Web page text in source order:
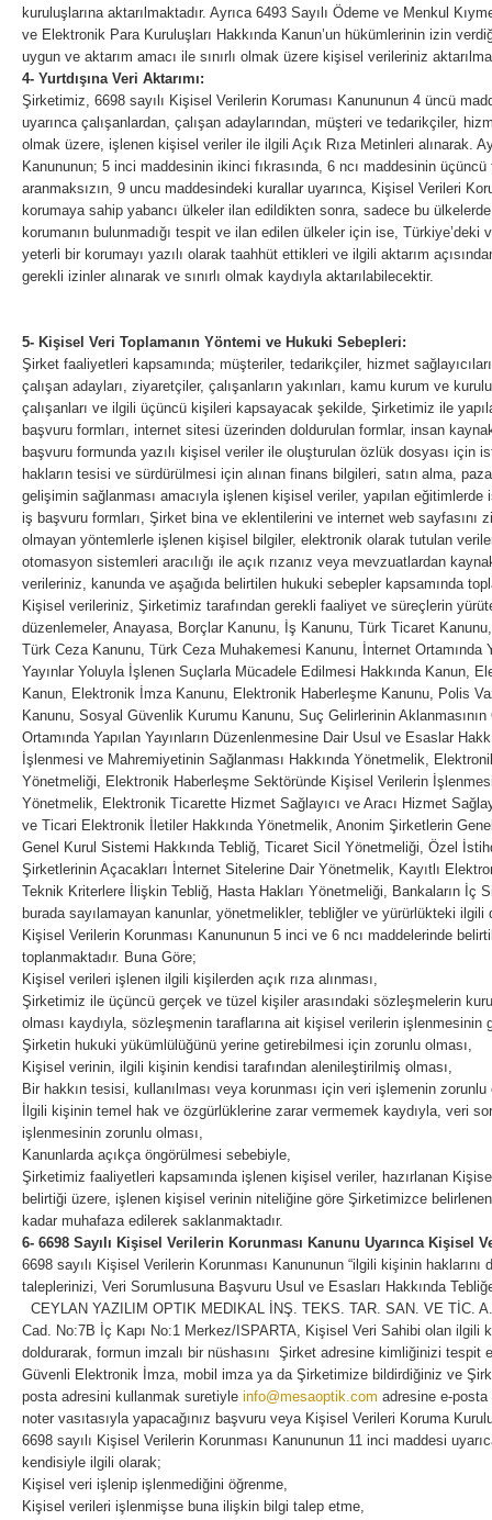
kuruluşlarına aktarılmaktadır. Ayrıca 6493 Sayılı Ödeme ve Menkul
ve Elektronik Para Kuruluşları Hakkında Kanun’un hükümlerinin izin
uygun ve aktarım amacı ile sınırlı olmak üzere kişisel verileriniz
4- Yurtdışına Veri Aktarımı:
Şirketimiz, 6698 sayılı Kişisel Verilerin Koruması Kanununun 4 üncü
uyarınca çalışanlardan, çalışan adaylarından, müşteri ve tedarikçiler,
olmak üzere, işlenen kişisel veriler ile ilgili Açık Rıza Metinleri alınarak.
Kanununun; 5 inci maddesinin ikinci fıkrasında, 6 ncı maddesinin üçüncü
aranmaksızın, 9 uncu maddesindeki kurallar uyarınca, Kişisel Verileri
korumaya sahip yabancı ülkeler ilan edildikten sonra, sadece bu
korumanın bulunmadığı tespit ve ilan edilen ülkeler için ise, Türkiye’deki
yeterli bir korumayı yazılı olarak taahhüt ettikleri ve ilgili aktarım
gerekli izinler alınarak ve sınırlı olmak kaydıyla aktarılabilecektir.
5- Kişisel Veri Toplamanın Yöntemi ve Hukuki Sebepleri:
Şirket faaliyetleri kapsamında; müşteriler, tedarikçiler, hizmet
çalışan adayları, ziyaretçiler, çalışanların yakınları, kamu kurum ve
çalışanları ve ilgili üçüncü kişileri kapsayacak şekilde, Şirketimiz ile
başvuru formları, internet sitesi üzerinden doldurulan formlar, insan
başvuru formunda yazılı kişisel veriler ile oluşturulan özlük dosyası için
hakların tesisi ve sürdürülmesi için alınan finans bilgileri, satın alma,
gelişimin sağlanması amacıyla işlenen kişisel veriler, yapılan
iş başvuru formları, Şirket bina ve eklentilerini ve internet web sayfasını
olmayan yöntemlerle işlenen kişisel bilgiler, elektronik olarak tutulan
otomasyon sistemleri aracılığı ile açık rızanız veya mevzuatlardan
verileriniz, kanunda ve aşağıda belirtilen hukuki sebepler kapsamında
Kişisel verileriniz, Şirketimiz tarafından gerekli faaliyet ve süreçlerin
düzenlemeler, Anayasa, Borçlar Kanunu, İş Kanunu, Türk Ticaret
Türk Ceza Kanunu, Türk Ceza Muhakemesi Kanunu, İnternet Ortamında
Yayınlar Yoluyla İşlenen Suçlarla Mücadele Edilmesi Hakkında Kanun,
Kanun, Elektronik İmza Kanunu, Elektronik Haberleşme Kanunu, Polis
Kanunu, Sosyal Güvenlik Kurumu Kanunu, Suç Gelirlerinin
Ortamında Yapılan Yayınların Düzenlenmesine Dair Usul ve Esaslar
İşlenmesi ve Mahremiyetinin Sağlanması Hakkında Yönetmelik,
Yönetmeliği, Elektronik Haberleşme Sektöründe Kişisel Verilerin
Yönetmelik, Elektronik Ticarette Hizmet Sağlayıcı ve Aracı Hizmet
ve Ticari Elektronik İletiler Hakkında Yönetmelik, Anonim Şirketlerin
Genel Kurul Sistemi Hakkında Tebliğ, Ticaret Sicil Yönetmeliği, Özel
Şirketlerinin Açacakları İnternet Sitelerine Dair Yönetmelik, Kayıtlı
Teknik Kriterlere İlişkin Tebliğ, Hasta Hakları Yönetmeliği, Bankaların İç
burada sayılamayan kanunlar, yönetmelikler, tebliğler ve yürürlükteki ilgili
Kişisel Verilerin Korunması Kanununun 5 inci ve 6 ncı maddelerinde
toplanmaktadır. Buna Göre;
Kişisel verileri işlenen ilgili kişilerden açık rıza alınması,
Şirketimiz ile üçüncü gerçek ve tüzel kişiler arasındaki sözleşmelerin
olması kaydıyla, sözleşmenin taraflarına ait kişisel verilerin işlenmesinin
Şirketin hukuki yükümlülüğünü yerine getirebilmesi için zorunlu olması,
Kişisel verinin, ilgili kişinin kendisi tarafından alenileştirilmiş olması,
Bir hakkın tesisi, kullanılması veya korunması için veri işlemenin zorunlu
İlgili kişinin temel hak ve özgürlüklerine zarar vermemek kaydıyla, veri
işlenmesinin zorunlu olması,
Kanunlarda açıkça öngörülmesi sebebiyle,
Şirketimiz faaliyetleri kapsamında işlenen kişisel veriler, hazırlanan
belirtiği üzere, işlenen kişisel verinin niteliğine göre Şirketimizce
kadar muhafaza edilerek saklanmaktadır.
6- 6698 Sayılı Kişisel Verilerin Korunması Kanunu Uyarınca Kişisel
6698 sayılı Kişisel Verilerin Korunması Kanununun “ilgili kişinin
taleplerinizi, Veri Sorumlusuna Başvuru Usul ve Esasları Hakkında
CEYLAN YAZILIM OPTIK MEDIKAL İNŞ. TEKS. TAR. SAN. VE TİC.
Cad. No:7B İç Kapı No:1 Merkez/ISPARTA, Kişisel Veri Sahibi olan ilgili
doldurarak, formun imzalı bir nüshasını Şirket adresine kimliğinizi tespit
Güvenli Elektronik İmza, mobil imza ya da Şirketimize bildirdiğiniz ve
posta adresini kullanmak suretiyle info@mesaoptik.com adresine e-posta
noter vasıtasıyla yapacağınız başvuru veya Kişisel Verileri Koruma
6698 sayılı Kişisel Verilerin Korunması Kanununun 11 inci maddesi
kendisiyle ilgili olarak;
Kişisel veri işlenip işlenmediğini öğrenme,
Kişisel verileri işlenmişse buna ilişkin bilgi talep etme,